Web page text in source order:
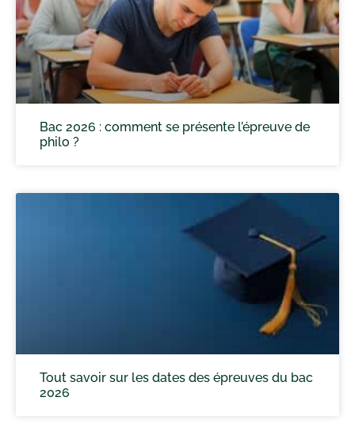
Bac 2026 : comment se présente l’épreuve de
philo ?
Tout savoir sur les dates des épreuves du bac
2026